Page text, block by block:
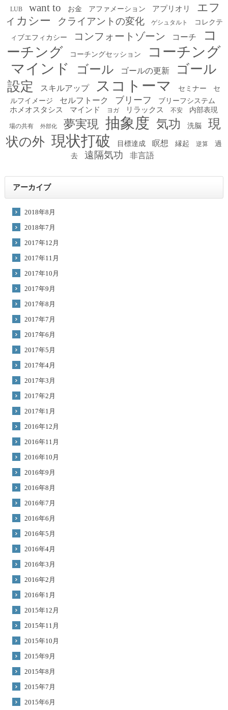
LUB want to お金 アファメーション アプリオリ
エフ
ィカシー
クライアントの変化 ゲシュタルト
コレクテ
ィブエフィカシー
コンフォートゾーン コーチ
コ
ーチング
コーチングセッション
コーチング
マインド
ゴール ゴールの更新
ゴール
設定
スキルアップ スコトーマ セミナー
セ
ルフイメージ
セルフトーク ブリーフ ブリーフシステム
ホメオスタシス マインド ヨガ リラックス 不安 内部表現
場の共有 外部化 夢実現 抽象度 気功 洗脳
現
状の外 現状打破 目標達成 瞑想 縁起 逆算
過
去
遠隔気功 非言語
アーカイブ
2018年8月
2018年7月
2017年12月
2017年11月
2017年10月
2017年9月
2017年8月
2017年7月
2017年6月
2017年5月
2017年4月
2017年3月
2017年2月
2017年1月
2016年12月
2016年11月
2016年10月
2016年9月
2016年8月
2016年7月
2016年6月
2016年5月
2016年4月
2016年3月
2016年2月
2016年1月
2015年12月
2015年11月
2015年10月
2015年9月
2015年8月
2015年7月
2015年6月